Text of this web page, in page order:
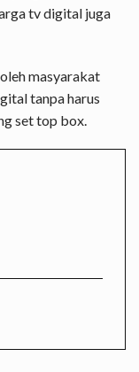
tv digital juga
masyarakat
tanpa harus
set top box.